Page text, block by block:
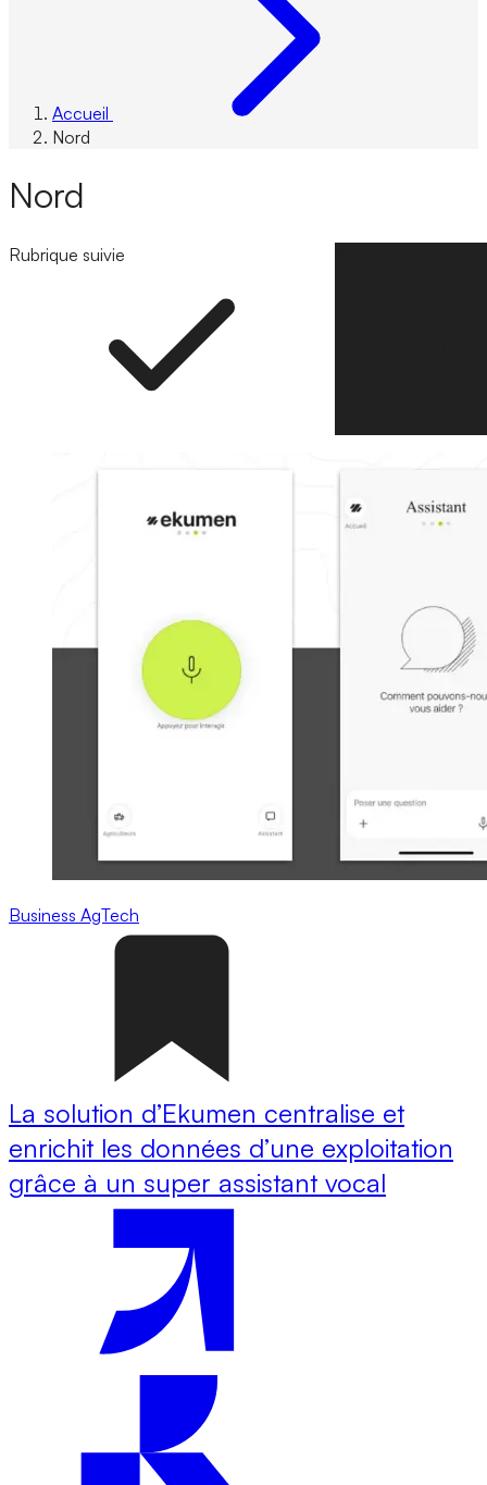
Accueil
Nord
Nord
Rubrique suivie
Business AgTech
La solution d’Ekumen centralise et
enrichit les données d’une exploitation
grâce à un super assistant vocal